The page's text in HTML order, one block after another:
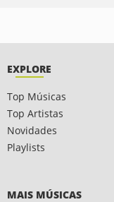
EXPLORE
Top Músicas
Top Artistas
Novidades
Playlists
MAIS MÚSICAS